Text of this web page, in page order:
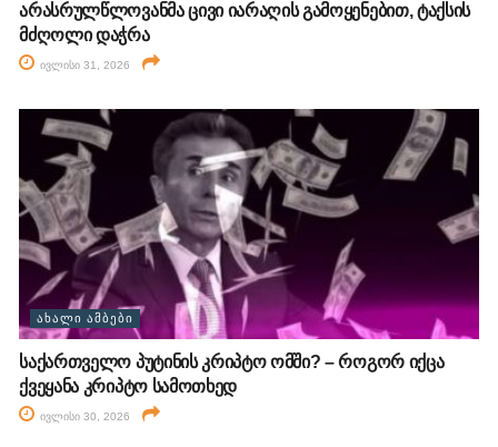
არასრულწლოვანმა ცივი იარაღის გამოყენებით, ტაქსის
მძღოლი დაჭრა
ივლისი 31, 2026
ᲐᲮᲐᲚᲘ ᲐᲛᲑᲔᲑᲘ
საქართველო პუტინის კრიპტო ომში? – როგორ იქცა
ქვეყანა კრიპტო სამოთხედ
ივლისი 30, 2026